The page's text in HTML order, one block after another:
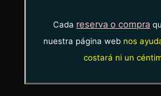
Cada reserva o compra
nuestra página web nos
costará ni un